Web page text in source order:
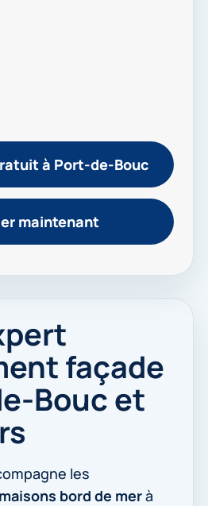
à Port-de-Bouc
maintenant
façade
Bouc et
les
maisons bord de merà